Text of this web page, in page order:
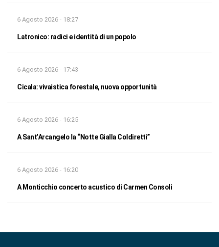
6 Agosto 2026 - 18:27
Latronico: radici e identità di un popolo
6 Agosto 2026 - 17:43
Cicala: vivaistica forestale, nuova opportunità
6 Agosto 2026 - 16:25
A Sant’Arcangelo la “Notte Gialla Coldiretti”
6 Agosto 2026 - 16:20
A Monticchio concerto acustico di Carmen Consoli